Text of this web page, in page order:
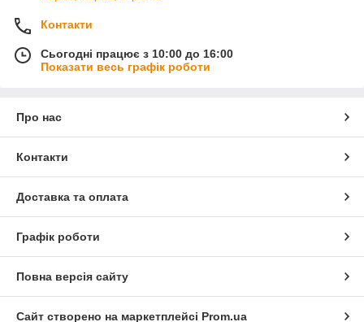
Контакти
Сьогодні працює з 10:00 до 16:00
Показати весь графік роботи
Про нас
Контакти
Доставка та оплата
Графік роботи
Повна версія сайту
Сайт створено на маркетплейсі Prom.ua